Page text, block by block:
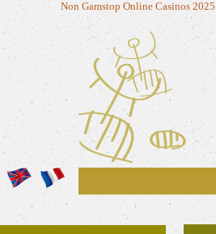
Non Gamstop Online Casinos 2025